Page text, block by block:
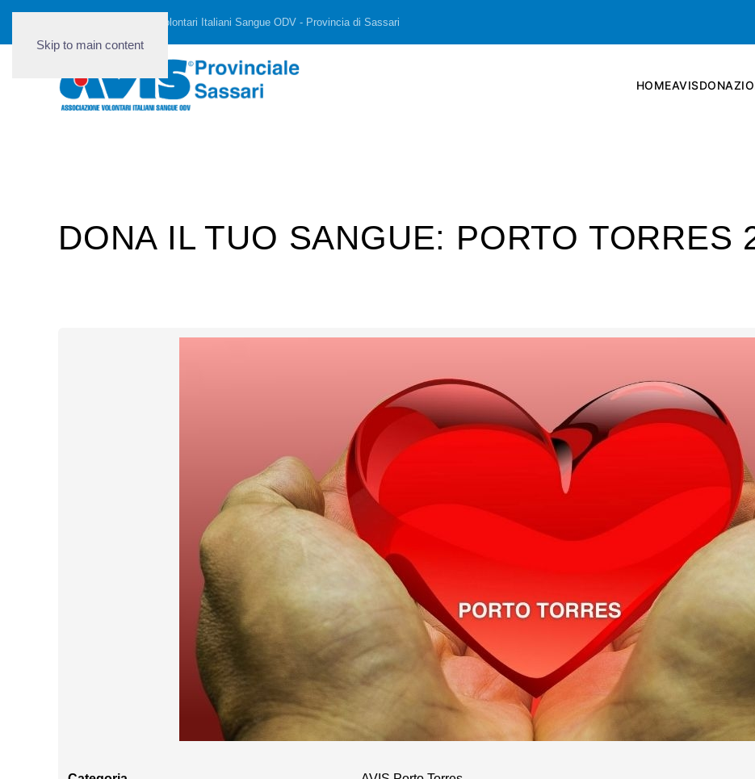
Skip to main content
AVIS - Associazione Volontari Italiani Sangue ODV - Provincia di Sassari
HOMEAVIS
DONA IL TUO SANGUE: PORTO TORRES